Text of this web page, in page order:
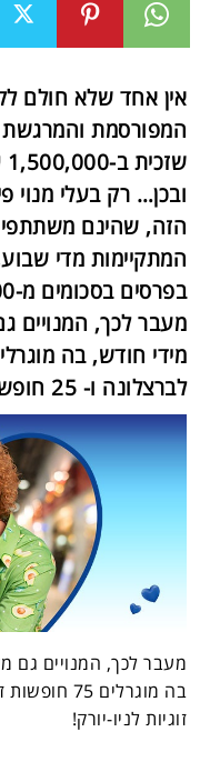
אין אחד שלא חולם
המפורסמת והמרגשת
שזכית ב-1,500,000 ₪״.
ובכן… רק בעלי
בפרסים בסכומים מ-10,000 ₪ ועד 1,500,000 ₪!
מעבר לכך, המנויים
לברצלונה ו- 25 חופשות זוגיות לניו-יורק!
מעבר לכך, המנויים גם
זוגיות לניו-יורק!